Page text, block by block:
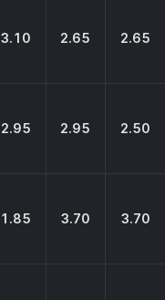
3.10 2.65 2.65
2.95 2.95 2.50
1.85 3.70 3.70